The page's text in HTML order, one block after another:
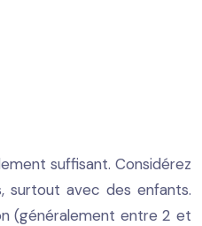
suffisant. Considérez
surtout avec des enfants.
(généralement entre 2 et